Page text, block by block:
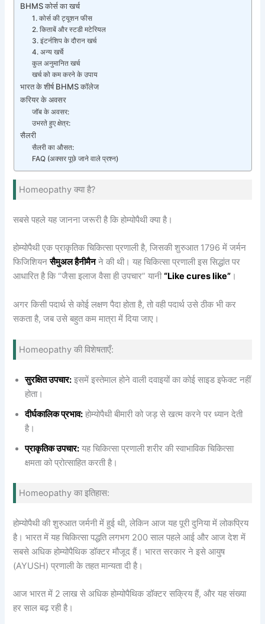
BHMS कोर्स का खर्च
1. कोर्स की ट्यूशन फीस
2. किताबें और स्टडी मटेरियल
3. इंटर्नशिप के दौरान खर्च
4. अन्य खर्चे
कुल अनुमानित खर्च
खर्च को कम करने के उपाय
भारत के शीर्ष BHMS कॉलेज
करियर के अवसर
जॉब के अवसर:
उभरते हुए क्षेत्र:
सैलरी
सैलरी का औसत:
FAQ (अक्सर पूछे जाने वाले प्रश्न)
Homeopathy क्या है?
सबसे पहले यह जानना जरूरी है कि होम्योपैथी क्या है।
होम्योपैथी एक प्राकृतिक चिकित्सा प्रणाली है, जिसकी शुरुआत 1796 में जर्मन
फिजिशियनसैमुअल हैनीमैनने की थी। यह चिकित्सा प्रणाली इस सिद्धांत पर
आधारित है कि “जैसा इलाज वैसा ही उपचार” यानी“Like cures like” ।
अगर किसी पदार्थ से कोई लक्षण पैदा होता है, तो वही पदार्थ उसे ठीक भी कर
सकता है, जब उसे बहुत कम मात्रा में दिया जाए।
Homeopathy की विशेषताएँ:
सुरक्षित उपचार: इसमें इस्तेमाल होने वाली दवाइयों का कोई साइड इफेक्ट नहीं
होता।
दीर्घकालिक प्रभाव: होम्योपैथी बीमारी को जड़ से खत्म करने पर ध्यान देती
है।
प्राकृतिक उपचार: यह चिकित्सा प्रणाली शरीर की स्वाभाविक चिकित्सा
क्षमता को प्रोत्साहित करती है।
Homeopathy का इतिहास:
होम्योपैथी की शुरुआत जर्मनी में हुई थी, लेकिन आज यह पूरी दुनिया में लोकप्रिय
है। भारत में यह चिकित्सा पद्धति लगभग 200 साल पहले आई और आज देश में
सबसे अधिक होम्योपैथिक डॉक्टर मौजूद हैं। भारत सरकार ने इसे आयुष
(AYUSH) प्रणाली के तहत मान्यता दी है।
आज भारत में 2 लाख से अधिक होम्योपैथिक डॉक्टर सक्रिय हैं, और यह संख्या
हर साल बढ़ रही है।